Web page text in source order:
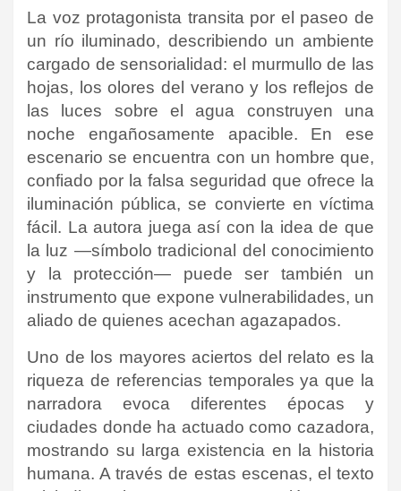
La voz protagonista transita por el paseo de
un río iluminado, describiendo un ambiente
cargado de sensorialidad: el murmullo de las
hojas, los olores del verano y los reflejos de
las luces sobre el agua construyen una
noche engañosamente apacible. En ese
escenario se encuentra con un hombre que,
confiado por la falsa seguridad que ofrece la
iluminación pública, se convierte en víctima
fácil. La autora juega así con la idea de que
la luz —símbolo tradicional del conocimiento
y la protección— puede ser también un
instrumento que expone vulnerabilidades, un
aliado de quienes acechan agazapados.
Uno de los mayores aciertos del relato es la
riqueza de referencias temporales ya que la
narradora evoca diferentes épocas y
ciudades donde ha actuado como cazadora,
mostrando su larga existencia en la historia
humana. A través de estas escenas, el texto